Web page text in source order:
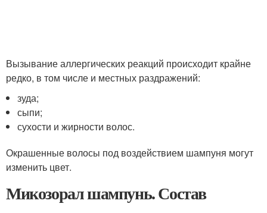
Вызывание аллергических реакций происходит крайне
редко, в том числе и местных раздражений:
зуда;
сыпи;
сухости и жирности волос.
Окрашенные волосы под воздействием шампуня могут
изменить цвет.
Микозорал шампунь. Состав